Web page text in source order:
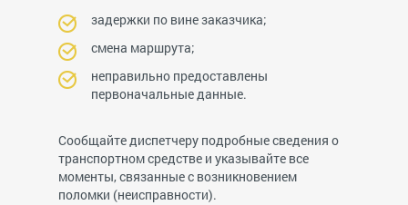
задержки по вине заказчика;
смена маршрута;
неправильно предоставлены
первоначальные данные.
Сообщайте диспетчеру подробные сведения о
транспортном средстве и указывайте все
моменты, связанные с возникновением
поломки (неисправности).